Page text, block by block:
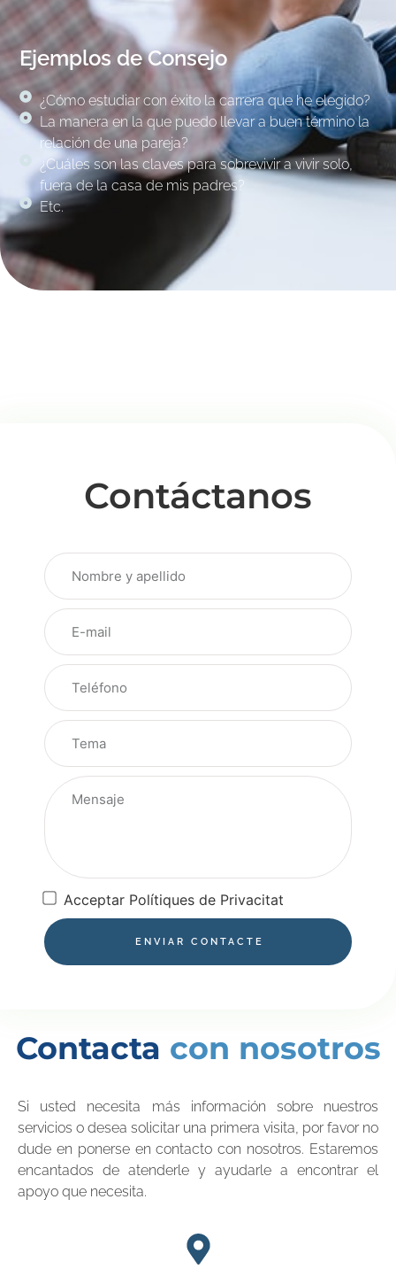
Ejemplos de Consejo
¿Cómo estudiar con éxito la carrera que he elegido?
La manera en la que puedo llevar a buen término la
relación de una pareja?
¿Cuáles son las claves para sobrevivir a vivir solo,
fuera de la casa de mis padres?
Etc.
Contacta con nosotros
Si usted necesita más información sobre nuestros
servicios o desea solicitar una primera visita, por favor no
dude en ponerse en contacto con nosotros. Estaremos
encantados de atenderle y ayudarle a encontrar el
apoyo que necesita.
Contáctanos
Acceptar Polítiques de Privacitat
ENVIAR CONTACTE